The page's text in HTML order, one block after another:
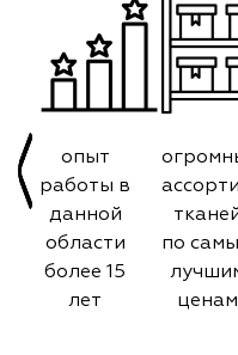
опыт
работы в
данной
области
более 15
лет
по
ценам